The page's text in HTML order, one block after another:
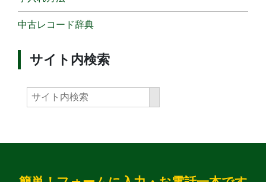
中古レコード辞典
サイト内検索